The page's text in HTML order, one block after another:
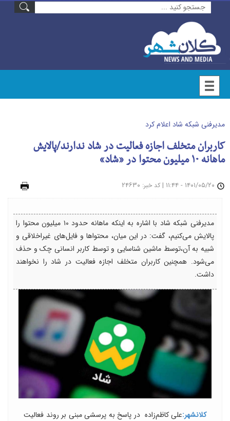
مدیرفنی شبکه شاد اعلام کرد
کاربران متخلف اجازه فعالیت در شاد ندارند/پالایش
ماهانه ۱۰ میلیون محتوا در «شاد»
| کد خبر: ۲۴۶۳۰
مدیرفنی شبکه شاد با اشاره به اینکه ماهانه حدود ۱۰ میلیون محتوا را
پالایش می‌کنیم، گفت: در این میان، محتواها و فایل‌های غیراخلاقی و
شبیه به آن،توسط ماشین شناسایی و توسط کاربر انسانی چک و حذف
می‌شود. همچنین کاربران متخلف اجازه فعالیت در شاد را نخواهند
داشت.
کلانشهر:علی کاظم‌زاده در پاسخ به پرسشی مبنی بر روند فعالیت